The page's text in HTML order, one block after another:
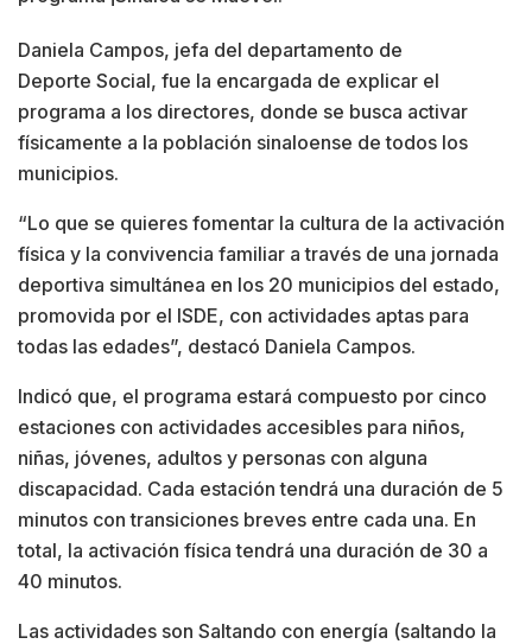
Daniela Campos, jefa del departamento de
Deporte Social, fue la encargada de explicar el
programa a los directores, donde se busca activar
físicamente a la población sinaloense de todos los
municipios.
“Lo que se quieres fomentar la cultura de la activación
física y la convivencia familiar a través de una jornada
deportiva simultánea en los 20 municipios del estado,
promovida por el ISDE, con actividades aptas para
todas las edades”, destacó Daniela Campos.
Indicó que, el programa estará compuesto por cinco
estaciones con actividades accesibles para niños,
niñas, jóvenes, adultos y personas con alguna
discapacidad. Cada estación tendrá una duración de 5
minutos con transiciones breves entre cada una. En
total, la activación física tendrá una duración de 30 a
40 minutos.
Las actividades son Saltando con energía (saltando la